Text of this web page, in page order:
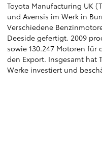
Toyota Manufacturing UK
und Avensis im Werk in
Verschiedene
Deeside gefertigt. 2009
sowie 130.247 Motoren für
den Export. Insgesamt hat
Werke investiert und